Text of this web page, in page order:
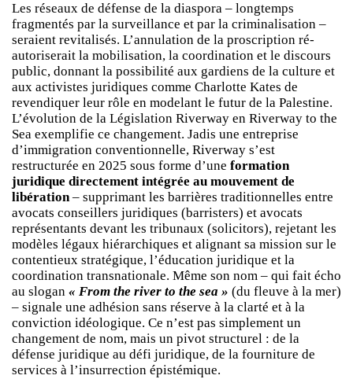
Les réseaux de défense de la diaspora – longtemps
fragmentés par la surveillance et par la criminalisation –
seraient revitalisés. L’annulation de la proscription ré-
autoriserait la mobilisation, la coordination et le discours
public, donnant la possibilité aux gardiens de la culture et
aux activistes juridiques comme Charlotte Kates de
revendiquer leur rôle en modelant le futur de la Palestine.
L’évolution de la Législation Riverway en Riverway to the
Sea exemplifie ce changement. Jadis une entreprise
d’immigration conventionnelle, Riverway s’est
restructurée en 2025 sous forme d’une formation
juridique directement intégrée au mouvement de
libération– supprimant les barrières traditionnelles entre
avocats conseillers juridiques (barristers) et avocats
représentants devant les tribunaux (solicitors), rejetant les
modèles légaux hiérarchiques et alignant sa mission sur le
contentieux stratégique, l’éducation juridique et la
coordination transnationale. Même son nom – qui fait écho
au slogan « From the river to the sea » (du fleuve à la mer)
– signale une adhésion sans réserve à la clarté et à la
conviction idéologique. Ce n’est pas simplement un
changement de nom, mais un pivot structurel : de la
défense juridique au défi juridique, de la fourniture de
services à l’insurrection épistémique.